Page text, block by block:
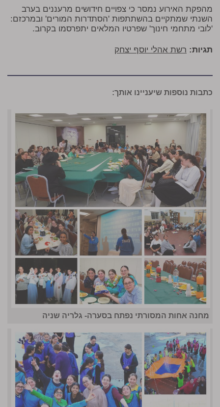
מהפקת האירוע נמסר כי צפויים חידושים מרעננים בערב
השנתי שמתקיים בהשתתפות 'הסתדרות המורים' ובמרכזם:
'לובי מתחמי חינוך' שפרטיו המלאים יתפרסמו בקרוב.
תגיות: רשת אהלי יוסף יצחק
כתבות נוספות שיעניינו אותך:
מחנה אחות המסורתי נפתח בסערה- גלריה שניה